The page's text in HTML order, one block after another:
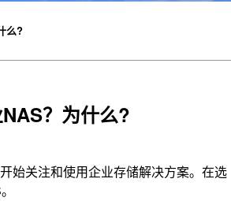
么?
？为什么?
始关注和使用企业存储解决方案。在选